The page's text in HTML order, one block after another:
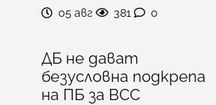
05 авг 381 0
ДБ не дават
безусловна подкрепа
на ПБ за ВСС